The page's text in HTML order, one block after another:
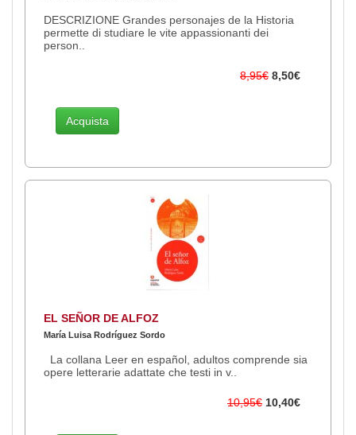
DESCRIZIONE Grandes personajes de la Historia
permette di studiare le vite appassionanti dei
person..
8,95€ 8,50€
Acquista
EL SEÑOR DE ALFOZ
María Luisa Rodríguez Sordo
La collana Leer en español, adultos comprende sia
opere letterarie adattate che testi in v..
10,95€ 10,40€